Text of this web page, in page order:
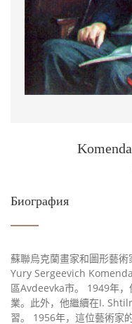
Биография
蘇聯烏克蘭畫家和圖形藝術
Yury Sergeevich
區Avdeevka市。 1949年
業。此外，他繼續在I.
習。 1956年，這位藝術家